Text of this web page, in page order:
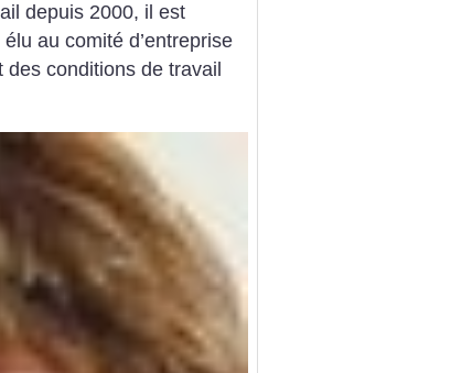
depuis 2000, il est
au comité d’entreprise
conditions de travail